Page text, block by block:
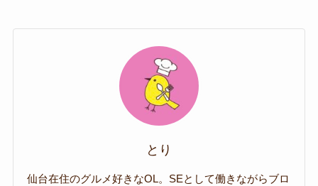
とり
仙台在住のグルメ好きなOL。SEとして働きながらブロ